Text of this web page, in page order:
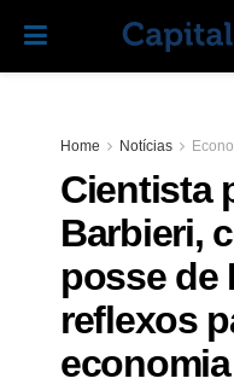
Home Notícias
Cientista
Barbieri,
posse de
reflexos